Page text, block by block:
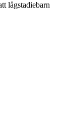
lågstadiebarn